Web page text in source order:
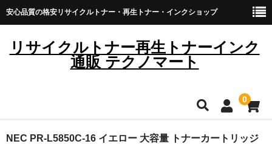
安心品質の格安リサイクルトナー・再生トナー・インクショップ
リサイクルトナー再生トナーインク
通販 テクノマート
0
HOME
NEC PR-L5850C-16 イエロー 大容量 トナーカートリッジ